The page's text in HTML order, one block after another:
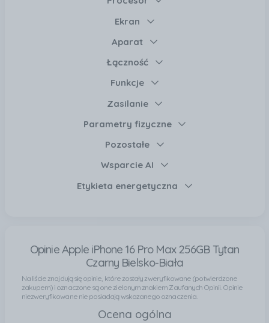
Ekran
Aparat
Łączność
Funkcje
Zasilanie
Parametry fizyczne
Pozostałe
Wsparcie AI
Etykieta energetyczna
Opinie Apple iPhone 16 Pro Max 256GB Tytan
Czarny Bielsko-Biała
Na liście znajdują się opinie, które zostały zweryfikowane (potwierdzone
zakupem) i oznaczone są one zielonym znakiem Zaufanych Opinii. Opinie
niezweryfikowane nie posiadają wskazanego oznaczenia.
Ocena ogólna